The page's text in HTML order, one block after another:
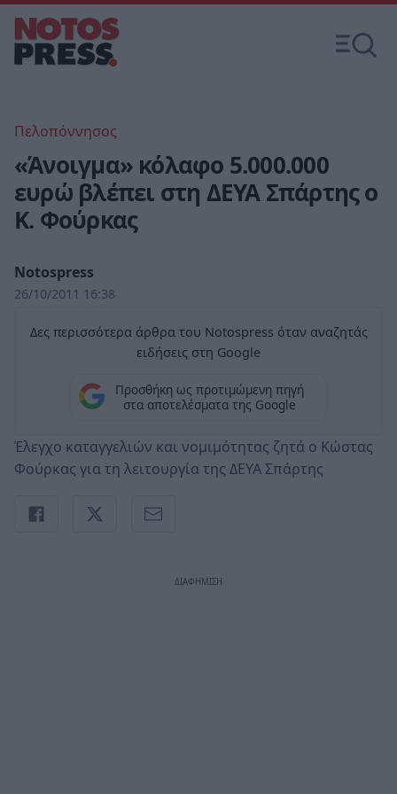
Πελοπόννησος
«Άνοιγμα» κόλαφο 5.000.000
ευρώ βλέπει στη ΔΕΥΑ Σπάρτης ο
Κ. Φούρκας
Notospress
26/10/2011 16:38
Δες περισσότερα άρθρα του Notospress όταν αναζητάς
ειδήσεις στη Google
Προσθήκη ως προτιμώμενη πηγή
στα αποτελέσματα της Google
Έλεγχο καταγγελιών και νομιμότητας ζητά ο Κώστας
Φούρκας για τη λειτουργία της ΔΕΥΑ Σπάρτης